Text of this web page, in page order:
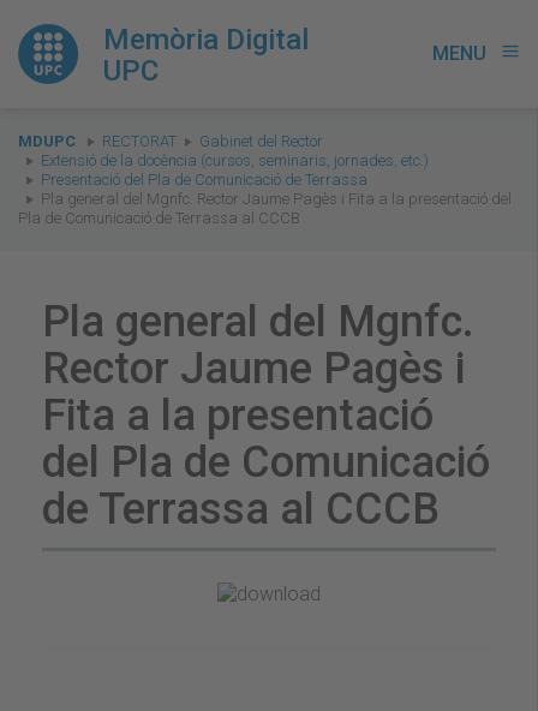
Memòria Digital
UPC
MENU menu
You
are
here:
MDUPC RECTORAT
Gabinet del Rector
Extensió de la docència (cursos, seminaris, jornades, etc.)
Presentació del Pla de Comunicació de Terrassa
Pla general del Mgnfc. Rector Jaume Pagès i Fita a la presentació del
Pla de Comunicació de Terrassa al CCCB
Pla general del Mgnfc.
Rector Jaume Pagès i
Fita a la presentació
del Pla de Comunicació
de Terrassa al CCCB